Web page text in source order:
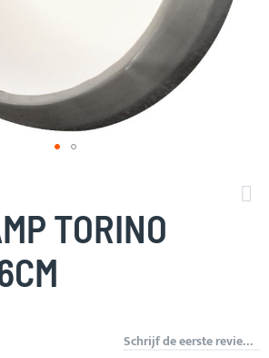
TORINO
Schrijf de eerste review over dit product